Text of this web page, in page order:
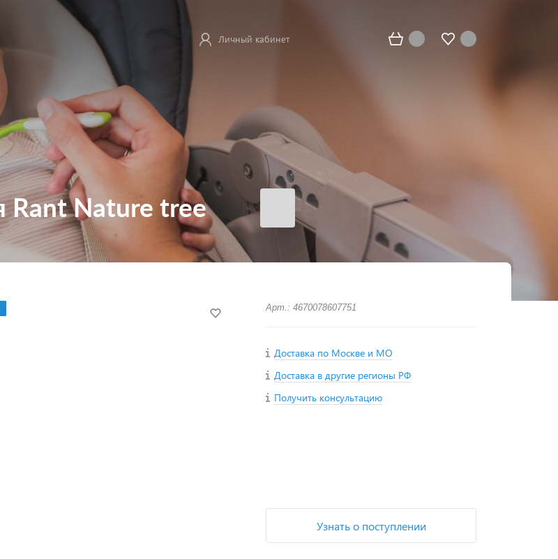
Личный кабинет
Rant Nature tree
Арт.: 4670078607751
Доставка по Москве и МО
Доставка в другие регионы РФ
Получить консультацию
Узнать о поступлении